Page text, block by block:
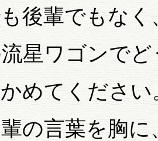
後輩でもな
星ワゴンで
めてください
の言葉を胸